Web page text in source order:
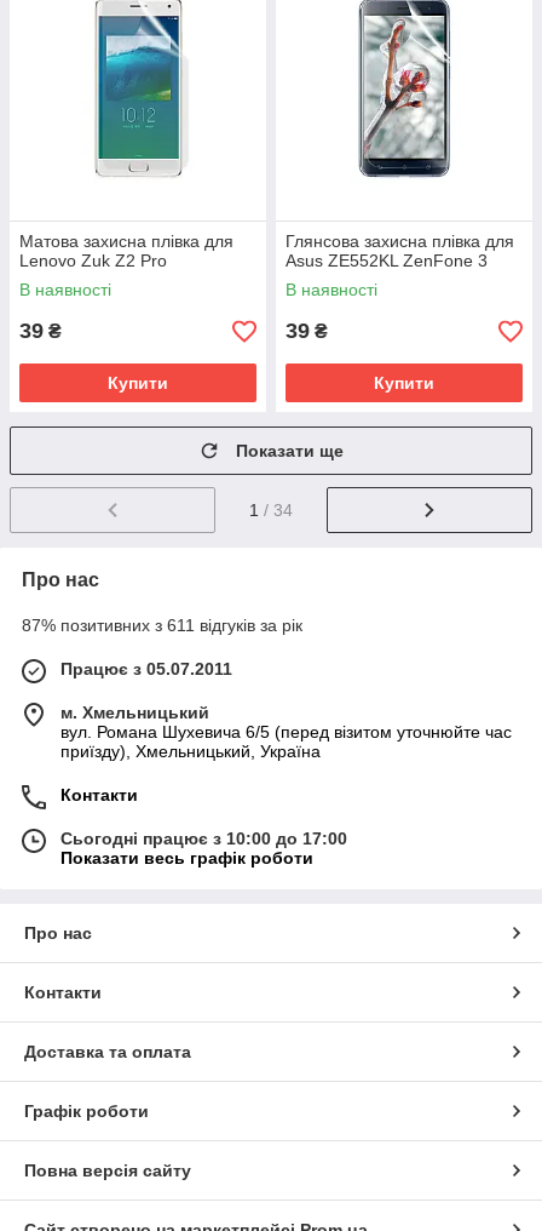
Матова захисна плівка для
Lenovo Zuk Z2 Pro
В наявності
39 ₴
Купити
Глянсова захисна плівка для
Asus ZE552KL ZenFone 3
В наявності
39 ₴
Купити
Показати ще
1 / 34
Про нас
87% позитивних з 611 відгуків за рік
Працює з 05.07.2011
м. Хмельницький
вул. Романа Шухевича 6/5 (перед візитом уточнюйте час
приїзду), Хмельницький, Україна
Контакти
Сьогодні працює з 10:00 до 17:00
Показати весь графік роботи
Про нас
Контакти
Доставка та оплата
Графік роботи
Повна версія сайту